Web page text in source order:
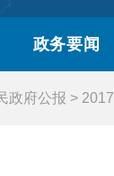
政务要闻
政府公报 > 2017